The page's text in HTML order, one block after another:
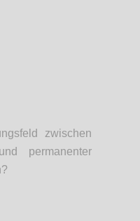
zwischen
permanenter